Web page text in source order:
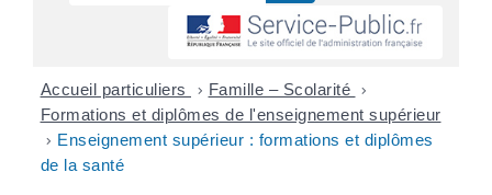
Accueil particuliers > Famille – Scolarité >
Formations et diplômes de l'enseignement supérieur
> Enseignement supérieur : formations et diplômes
de la santé